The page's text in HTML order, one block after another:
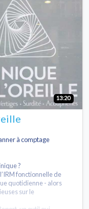
13:20
à comptage
?
fonctionnelle de
quotidienne - alors
sur le